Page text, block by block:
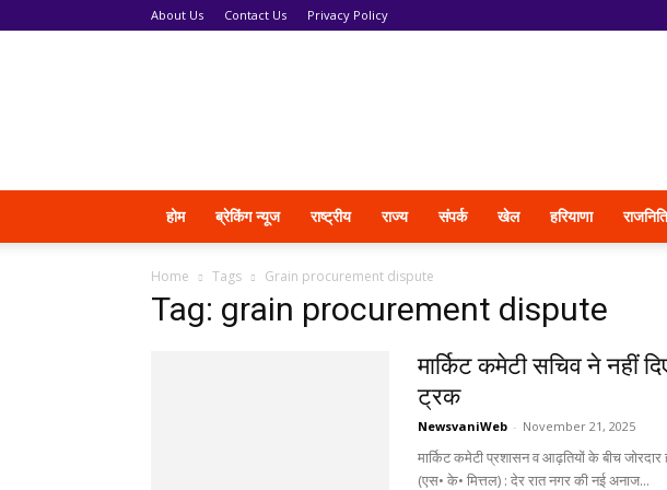
About Us Contact Us Privacy Policy
होम ब्रेकिंग न्यूज राष्ट्रीय राज्य संपर्क खेल हरियाणा राजनिति
Home Tags Grain procurement dispute
Tag: grain procurement dispute
मार्किट कमेटी सचिव ने नहीं
ट्रक
NewsvaniWeb - November 21, 2025
मार्किट कमेटी प्रशासन व आढ़तियों के बीच
(एस• के• मित्तल) : देर रात नगर की नई अनाज...